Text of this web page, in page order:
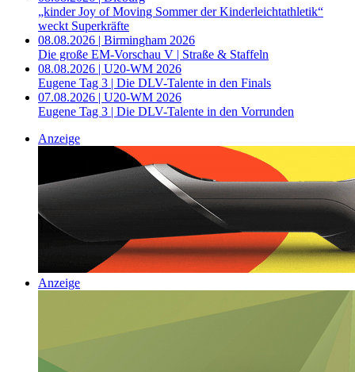
„kinder Joy of Moving Sommer der Kinderleichtathletik“
weckt Superkräfte
08.08.2026 | Birmingham 2026
Die große EM-Vorschau V | Straße & Staffeln
08.08.2026 | U20-WM 2026
Eugene Tag 3 | Die DLV-Talente in den Finals
07.08.2026 | U20-WM 2026
Eugene Tag 3 | Die DLV-Talente in den Vorrunden
Anzeige
Anzeige